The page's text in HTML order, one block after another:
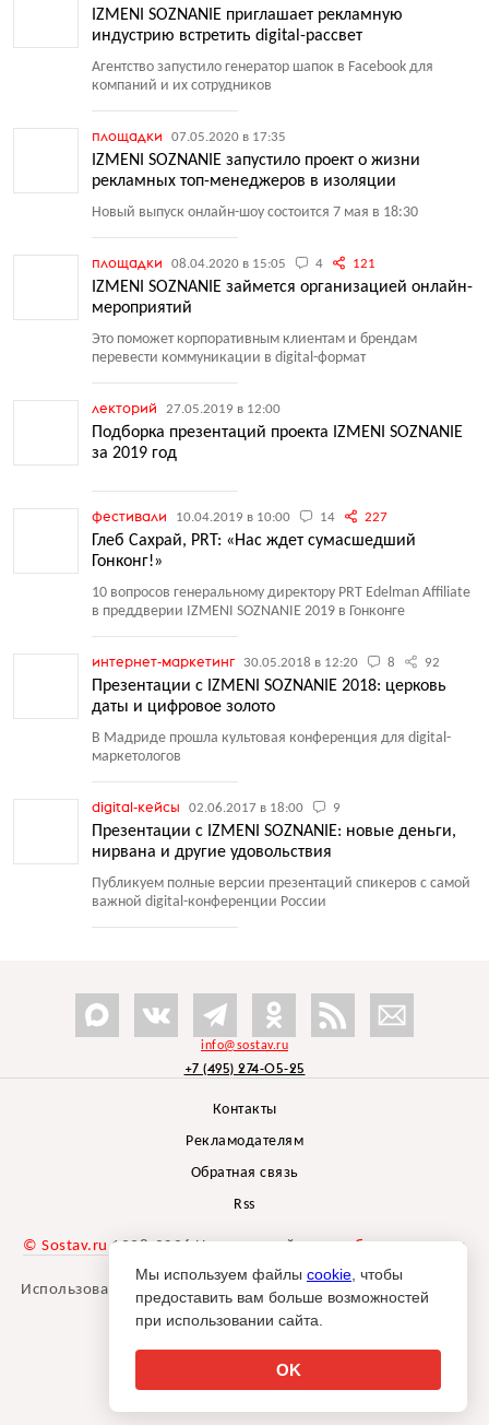
IZMENI SOZNANIE приглашает рекламную
индустрию встретить digital-рассвет
Агентство запустило генератор шапок в Facebook для
компаний и их сотрудников
площадки 07.05.2020 в 17:35
IZMENI SOZNANIE запустило проект о жизни
рекламных топ-менеджеров в изоляции
Новый выпуск онлайн-шоу состоится 7 мая в 18:30
площадки 08.04.2020 в 15:05 4 121
IZMENI SOZNANIE займется организацией онлайн-
мероприятий
Это поможет корпоративным клиентам и брендам
перевести коммуникации в digital-формат
лекторий 27.05.2019 в 12:00
Подборка презентаций проекта IZMENI SOZNANIE
за 2019 год
фестивали 10.04.2019 в 10:00 14 227
Глеб Сахрай, PRT: «Нас ждет сумасшедший
Гонконг!»
10 вопросов генеральному директору PRT Edelman Affiliate
в преддверии IZMENI SOZNANIE 2019 в Гонконге
интернет-маркетинг 30.05.2018 в 12:20 8 92
Презентации с IZMENI SOZNANIE 2018: церковь
даты и цифровое золото
В Мадриде прошла культовая конференция для digital-
маркетологов
digital-кейсы 02.06.2017 в 18:00 9
Презентации с IZMENI SOZNANIE: новые деньги,
нирвана и другие удовольствия
Публикуем полные версии презентаций спикеров с самой
важной digital-конференции России
info@sostav.ru
+7 (495) 274-05-25
Контакты
Рекламодателям
Обратная связь
Rss
© Sostav.ru 1998-2026 Независимый проектбрендингового
агентства Depot
Использование материалов Sostav.ru допустимо только при
указании источника.
Мы используем файлы cookie , чтобы
предоставить вам больше возможностей
при использовании сайта.
OK